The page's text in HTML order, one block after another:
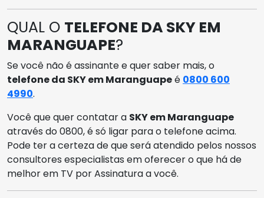
QUAL O TELEFONE DA SKY EM
MARANGUAPE?
Se você não é assinante e quer saber mais, o
telefone da SKY em Maranguapeé 0800 600
4990.
Você que quer contatar a SKY em Maranguape
através do 0800, é só ligar para o telefone acima.
Pode ter a certeza de que será atendido pelos nossos
consultores especialistas em oferecer o que há de
melhor em TV por Assinatura a você.